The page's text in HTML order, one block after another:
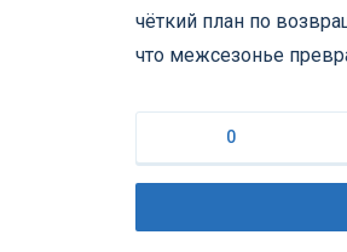
чёткий план по
что межсезонье
0